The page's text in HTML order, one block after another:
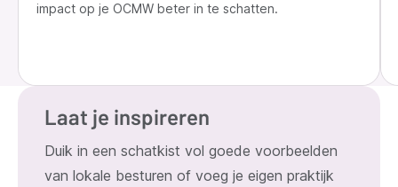
impact op je OCMW beter in te schatten.
Laat je inspireren
Duik in een schatkist vol goede voorbeelden
van lokale besturen of voeg je eigen praktijk